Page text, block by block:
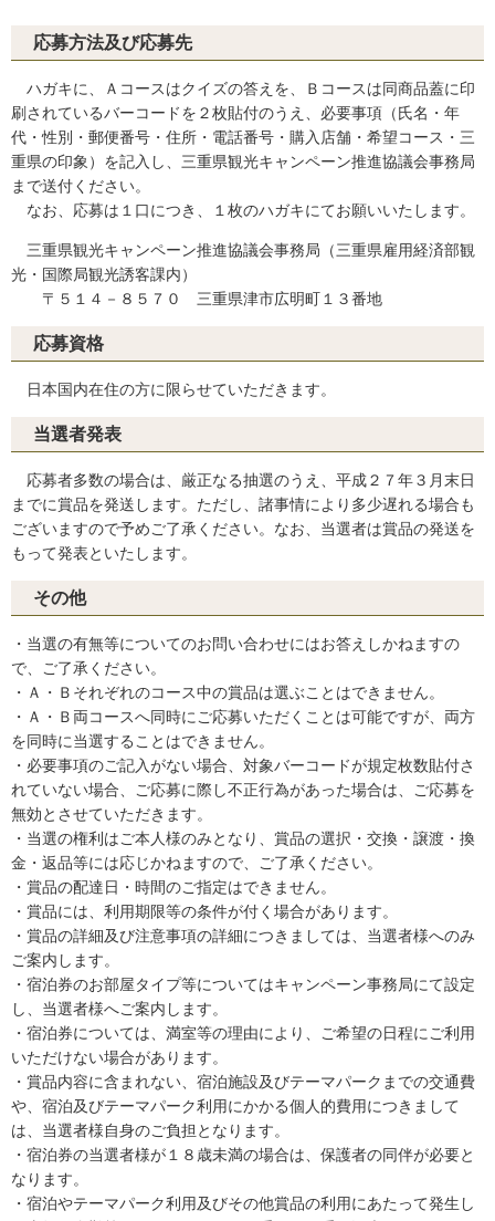
応募方法及び応募先
ハガキに、Ａコースはクイズの答えを、Ｂコースは同商品蓋に印
刷されているバーコードを２枚貼付のうえ、必要事項（氏名・年
代・性別・郵便番号・住所・電話番号・購入店舗・希望コース・三
重県の印象）を記入し、三重県観光キャンペーン推進協議会事務局
まで送付ください。
なお、応募は１口につき、１枚のハガキにてお願いいたします。
三重県観光キャンペーン推進協議会事務局（三重県雇用経済部観
光・国際局観光誘客課内）
〒５１４－８５７０ 三重県津市広明町１３番地
応募資格
日本国内在住の方に限らせていただきます。
当選者発表
応募者多数の場合は、厳正なる抽選のうえ、平成２７年３月末日
までに賞品を発送します。ただし、諸事情により多少遅れる場合も
ございますので予めご了承ください。なお、当選者は賞品の発送を
もって発表といたします。
その他
・当選の有無等についてのお問い合わせにはお答えしかねますの
で、ご了承ください。
・Ａ・Ｂそれぞれのコース中の賞品は選ぶことはできません。
・Ａ・Ｂ両コースへ同時にご応募いただくことは可能ですが、両方
を同時に当選することはできません。
・必要事項のご記入がない場合、対象バーコードが規定枚数貼付さ
れていない場合、ご応募に際し不正行為があった場合は、ご応募を
無効とさせていただきます。
・当選の権利はご本人様のみとなり、賞品の選択・交換・譲渡・換
金・返品等には応じかねますので、ご了承ください。
・賞品の配達日・時間のご指定はできません。
・賞品には、利用期限等の条件が付く場合があります。
・賞品の詳細及び注意事項の詳細につきましては、当選者様へのみ
ご案内します。
・宿泊券のお部屋タイプ等についてはキャンペーン事務局にて設定
し、当選者様へご案内します。
・宿泊券については、満室等の理由により、ご希望の日程にご利用
いただけない場合があります。
・賞品内容に含まれない、宿泊施設及びテーマパークまでの交通費
や、宿泊及びテーマパーク利用にかかる個人的費用につきまして
は、当選者様自身のご負担となります。
・宿泊券の当選者様が１８歳未満の場合は、保護者の同伴が必要と
なります。
・宿泊やテーマパーク利用及びその他賞品の利用にあたって発生し